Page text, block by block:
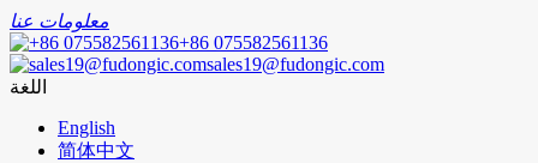
معلومات عنا
+86 075582561136
sales19@fudongic.com
اللغة
English
简体中文